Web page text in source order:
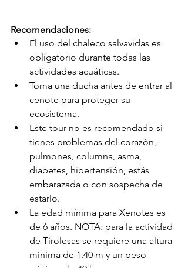
Recomendaciones:
El uso del chaleco salvavidas es
obligatorio durante todas las
actividades acuáticas.
Toma una ducha antes de entrar al
cenote para proteger su
ecosistema.
Este tour no es recomendado si
tienes problemas del corazón,
pulmones, columna, asma,
diabetes, hipertensión, estás
embarazada o con sospecha de
estarlo.
La edad mínima para Xenotes es
de 6 años. NOTA: para la actividad
de Tirolesas se requiere una altura
mínima de 1.40 m y un peso